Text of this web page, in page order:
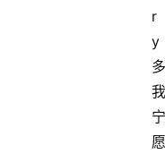
r
y
多
我
宁
愿